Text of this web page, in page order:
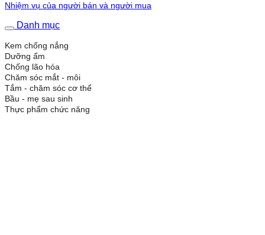
Nhiệm vụ của người bán và người mua
Danh mục
Kem chống nắng
Dưỡng ẩm
Chống lão hóa
Chăm sóc mắt - môi
Tắm - chăm sóc cơ thể
Bầu - mẹ sau sinh
Thực phẩm chức năng